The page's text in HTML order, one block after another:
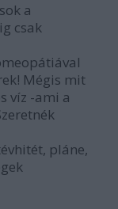
a
csak
Mégis mit
víz -ami a
pláne,